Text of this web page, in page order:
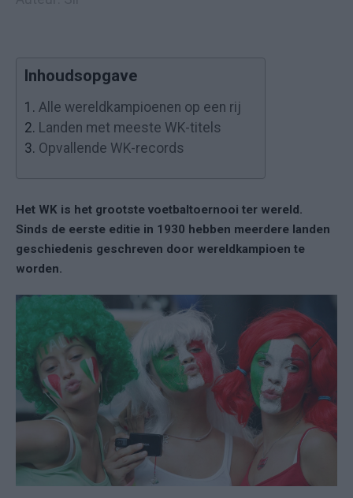
Inhoudsopgave
1. Alle wereldkampioenen op een rij
2. Landen met meeste WK-titels
3. Opvallende WK-records
Het WK is het grootste voetbaltoernooi ter wereld.
Sinds de eerste editie in 1930 hebben meerdere landen
geschiedenis geschreven door wereldkampioen te
worden.